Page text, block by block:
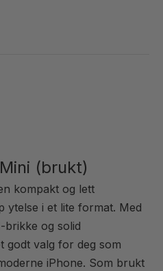
(brukt)
kompakt og lett
ytelse i et lite format. Med
brikke og solid
godt valg for deg som
iPhone. Som brukt